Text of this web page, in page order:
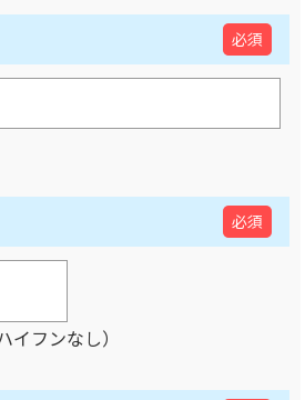
必須
必須
フンなし）